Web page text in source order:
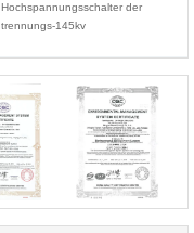
Hochspannungsschalter der
trennungs-145kv